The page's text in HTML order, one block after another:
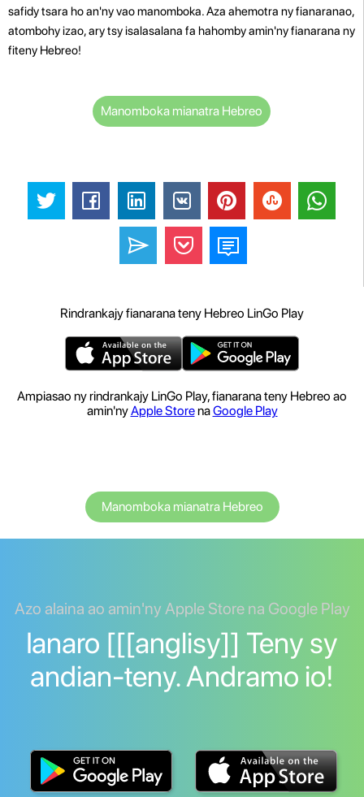
safidy tsara ho an'ny vao manomboka. Aza ahemotra ny fianaranao,
atombohy izao, ary tsy isalasalana fa hahomby amin'ny fianarana ny
fiteny Hebreo!
Manomboka mianatra Hebreo
Rindrankajy fianarana teny Hebreo LinGo Play
Ampiasao ny rindrankajy LinGo Play, fianarana teny Hebreo ao
amin'nyApple StorenaGoogle Play
Manomboka mianatra Hebreo
Azo alaina ao amin'ny Apple Store na Google Play
Ianaro [[[anglisy]] Teny sy
andian-teny. Andramo io!